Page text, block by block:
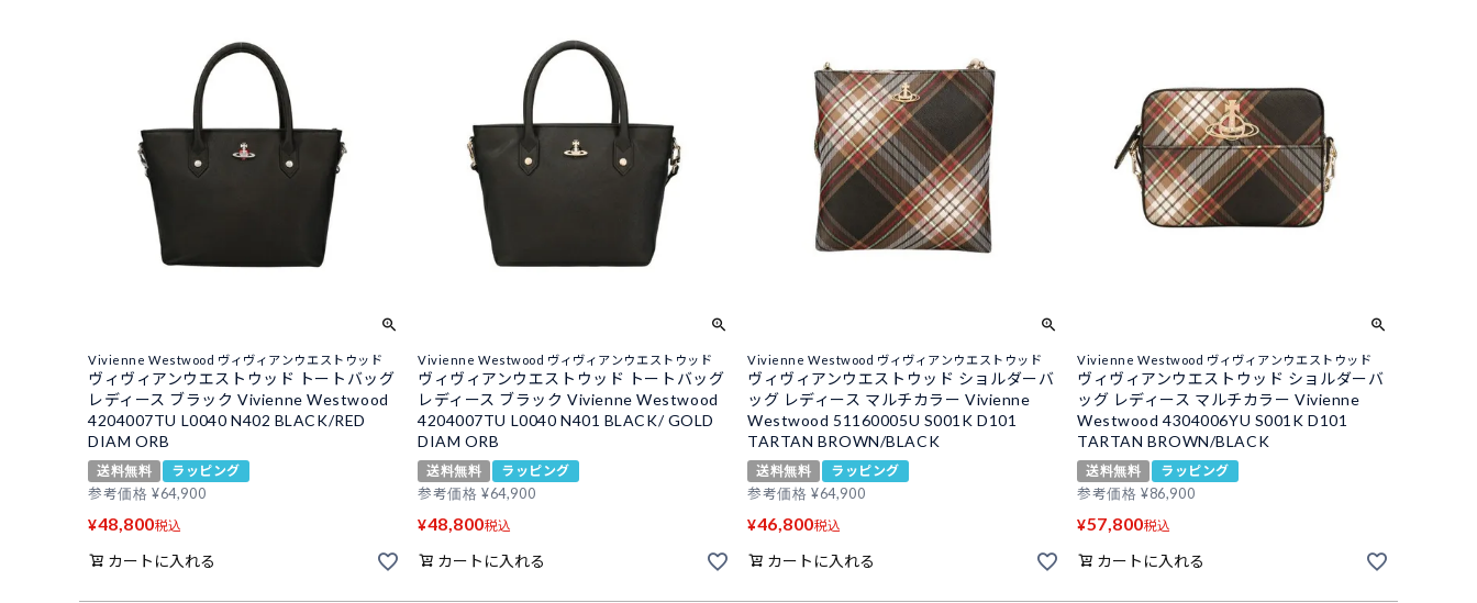
Vivienne Westwood ヴィヴィアンウエストウッド
ヴィヴィアンウエストウッド トートバッグ
レディース ブラック Vivienne Westwood
4204007TU L0040 N402 BLACK/RED
DIAM ORB
送料無料
ラッピング
参考価格 ¥64,900
¥48,800税込
カートに入れる
Vivienne Westwood ヴィヴィアンウエストウッド
ヴィヴィアンウエストウッド トートバッグ
レディース ブラック Vivienne Westwood
4204007TU L0040 N401 BLACK/ GOLD
DIAM ORB
送料無料
ラッピング
参考価格 ¥64,900
¥48,800税込
カートに入れる
Vivienne Westwood ヴィヴィアンウエストウッド
ヴィヴィアンウエストウッド ショルダーバ
ッグ レディース マルチカラー Vivienne
Westwood 51160005U S001K D101
TARTAN BROWN/BLACK
送料無料
ラッピング
参考価格 ¥64,900
¥46,800税込
カートに入れる
Vivienne Westwood ヴィヴィアンウエストウッド
ヴィヴィアンウエストウッド ショルダーバ
ッグ レディース マルチカラー Vivienne
Westwood 4304006YU S001K D101
TARTAN BROWN/BLACK
送料無料
ラッピング
参考価格 ¥86,900
¥57,800税込
カートに入れる